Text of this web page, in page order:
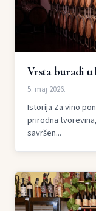
Vrsta buradi u
5. maj 2026.
Istorija Za vino
prirodna
savršen...